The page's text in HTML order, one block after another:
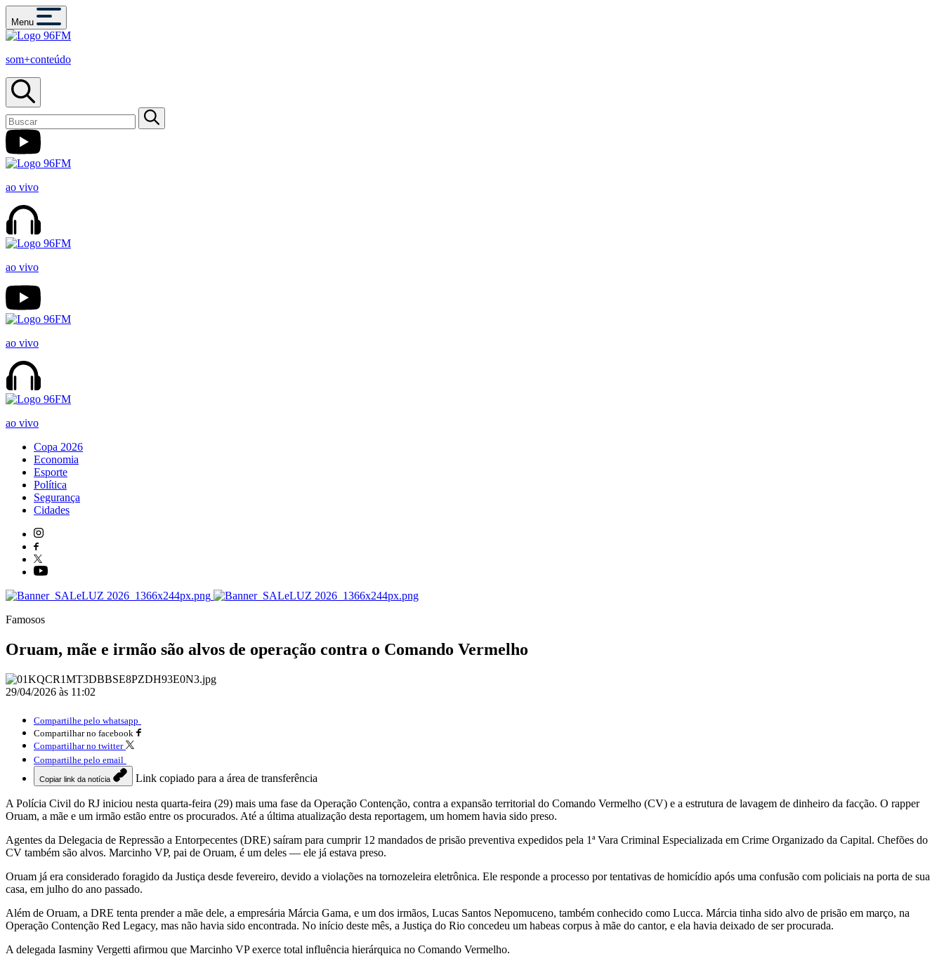
Menu
som+conteúdo
ao vivo
ao vivo
ao vivo
ao vivo
Copa 2026
Economia
Esporte
Política
Segurança
Cidades
Famosos
Oruam, mãe e irmão são alvos de operação contra o Comando Vermelho
29/04/2026 às 11:02
Compartilhe pelo whatsapp
Compartilhar no facebook
Compartilhar no twitter
Compartilhe pelo email
Copiar link da notícia Link copiado para a área de transferência
A Polícia Civil do RJ iniciou nesta quarta-feira (29) mais uma fase da Operação Contenção, contra a expansão territorial do Comando Vermelho (CV) e a estrutura de lavagem de dinheiro da facção. O rapper
Oruam, a mãe e um irmão estão entre os procurados. Até a última atualização desta reportagem, um homem havia sido preso.
Agentes da Delegacia de Repressão a Entorpecentes (DRE) saíram para cumprir 12 mandados de prisão preventiva expedidos pela 1ª Vara Criminal Especializada em Crime Organizado da Capital. Chefões do
CV também são alvos. Marcinho VP, pai de Oruam, é um deles — ele já estava preso.
Oruam já era considerado foragido da Justiça desde fevereiro, devido a violações na tornozeleira eletrônica. Ele responde a processo por tentativas de homicídio após uma confusão com policiais na porta de sua
casa, em julho do ano passado.
Além de Oruam, a DRE tenta prender a mãe dele, a empresária Márcia Gama, e um dos irmãos, Lucas Santos Nepomuceno, também conhecido como Lucca. Márcia tinha sido alvo de prisão em março, na
Operação Contenção Red Legacy, mas não havia sido encontrada. No início deste mês, a Justiça do Rio concedeu um habeas corpus à mãe do cantor, e ela havia deixado de ser procurada.
A delegada Iasminy Vergetti afirmou que Marcinho VP exerce total influência hierárquica no Comando Vermelho.